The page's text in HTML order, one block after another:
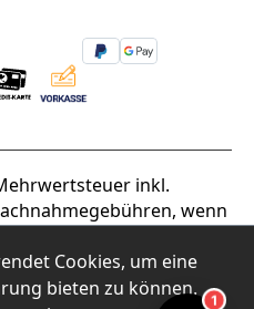
inkl.
wenn
Cookies, um eine
bieten zu können.
1